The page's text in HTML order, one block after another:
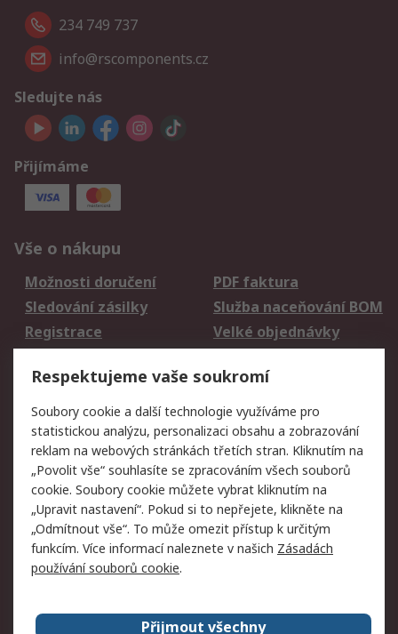
234 749 737
info@rscomponents.cz
Sledujte nás
Přijímáme
Vše o nákupu
Možnosti doručení
PDF faktura
Sledování zásilky
Služba naceňování BOM
Registrace
Velké objednávky
Právní
Autorská práva
Obchodní podmínky
společnosti RS
Prohlášení o ochraně
údajů
Zabezpečení
elektronické pošty
Zásady pro soubory
cookie
Zásady ochrany
osobních údajů
Kontakt
Respektujeme vaše soukromí
Soubory cookie a další technologie využíváme pro
statistickou analýzu, personalizaci obsahu a zobrazování
reklam na webových stránkách třetích stran. Kliknutím na
„Povolit vše“ souhlasíte se zpracováním všech souborů
cookie. Soubory cookie můžete vybrat kliknutím na
„Upravit nastavení“. Pokud si to nepřejete, klikněte na
„Odmítnout vše“. To může omezit přístup k určitým
funkcím. Více informací naleznete v našich Zásadách
používání souborů cookie.
Přijmout všechny